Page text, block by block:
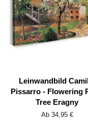
Leinwandbild
Pissarro - Flowering
Tree Eragny
Ab 34,95 €